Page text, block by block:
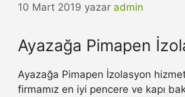
10 Mart 2019 yazar admin
Ayazağa Pimapen
Ayazağa Pimapen İzolasyon
firmamız en iyi pencere ve kapı